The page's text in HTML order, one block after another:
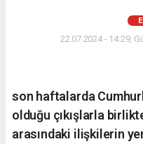
22.07.2024 - 14:29,
son haftalarda
olduğu çıkışlarla
arasındaki ilişkilerin